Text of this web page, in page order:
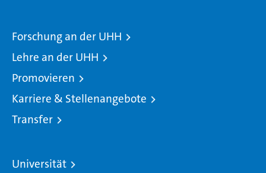
Forschung an der UHH
Lehre an der UHH
Promovieren
Karriere & Stellenangebote
Transfer
Universität